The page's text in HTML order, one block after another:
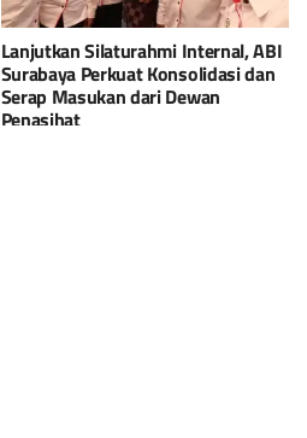
Lanjutkan Silaturahmi Internal, ABI
Surabaya Perkuat Konsolidasi dan
Serap Masukan dari Dewan
Penasihat